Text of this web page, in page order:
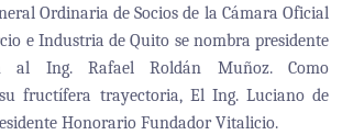
Ordinaria de Socios de la Cámara Oficial
e Industria de Quito se nombra presidente
al Ing. Rafael Roldán Muñoz. Como
fructífera trayectoria, El Ing. Luciano de
Honorario Fundador Vitalicio.